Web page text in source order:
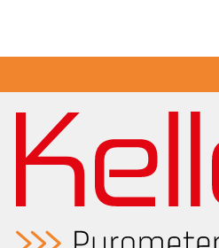
Başvururapor Glass